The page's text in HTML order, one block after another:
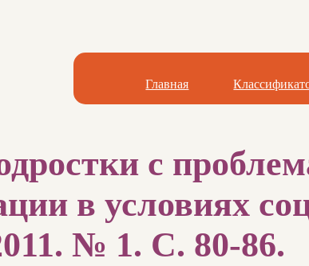
Главная
с
в условиях
№ 1. С. 80-86.